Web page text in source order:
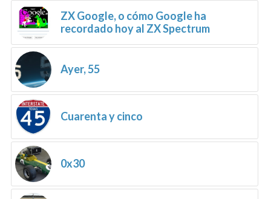
ZX Google, o cómo Google ha
recordado hoy al ZX Spectrum
Ayer, 55
Cuarenta y cinco
0x30